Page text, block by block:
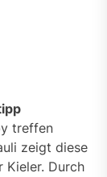
treffen
zeigt diese
Kieler. Durch